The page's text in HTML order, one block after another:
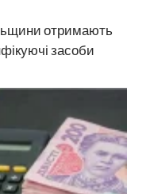
отримають
засоби